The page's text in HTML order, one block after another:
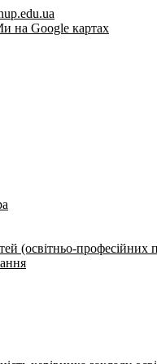
на Google картах
(освітньо-професійних